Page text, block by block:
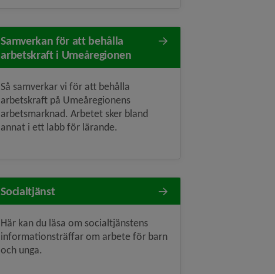
Samverkan för att behålla
arbetskraft i Umeåregionen
Så samverkar vi för att behålla
arbetskraft på Umeåregionens
arbetsmarknad. Arbetet sker bland
annat i ett labb för lärande.
Socialtjänst
Här kan du läsa om socialtjänstens
informationsträffar om arbete för barn
och unga.